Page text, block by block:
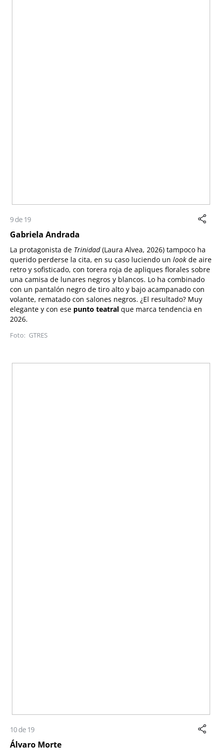
9 de 19
Gabriela Andrada
La protagonista de Trinidad(Laura Alvea, 2026) tampoco ha
querido perderse la cita, en su caso luciendo un look de aire
retro y sofisticado, con torera roja de apliques florales sobre
una camisa de lunares negros y blancos. Lo ha combinado
con un pantalón negro de tiro alto y bajo acampanado con
volante, rematado con salones negros. ¿El resultado? Muy
elegante y con ese punto teatral que marca tendencia en
2026.
GTRES
10 de 19
Álvaro Morte